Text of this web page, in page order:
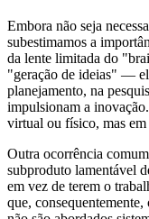
Embora não seja
subestimamos a
da lente limitada do
"geração de ideias" —
planejamento, na
impulsionam a
virtual ou físico, mas em
Outra ocorrência
subproduto lamentável
em vez de terem o
que,